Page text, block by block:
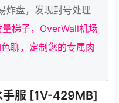
炸盘，发现封号处理
量梯子，OverWall机场
聊，定制您的专属肉
手服 [1V-429MB]